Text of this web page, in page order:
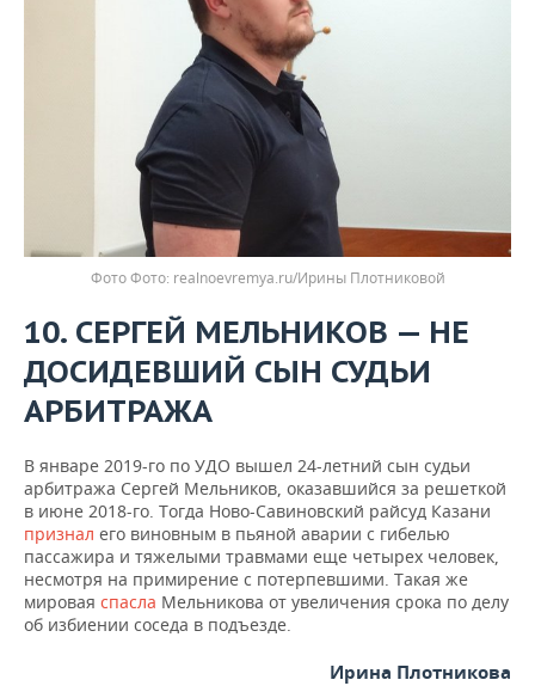
Фото realnoevremya.ru/Ирины Плотниковой
10. СЕРГЕЙ МЕЛЬНИКОВ — НЕ
ДОСИДЕВШИЙ СЫН СУДЬИ
АРБИТРАЖА
В январе 2019-го по УДО вышел 24-летний сын судьи
арбитража Сергей Мельников, оказавшийся за решеткой
в июне 2018-го. Тогда Ново-Савиновский райсуд Казани
признал его виновным в пьяной аварии с гибелью
пассажира и тяжелыми травмами еще четырех человек,
несмотря на примирение с потерпевшими. Такая же
мировая спасла Мельникова от увеличения срока по делу
об избиении соседа в подъезде.
Ирина Плотникова